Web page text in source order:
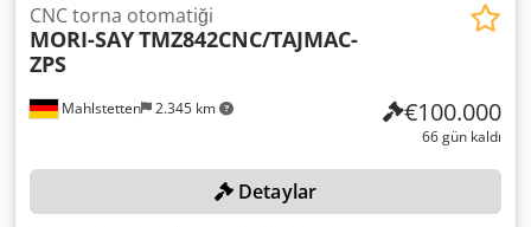
Mahlstetten 2.345 km
CNC torna otomatiği
MORI-SAYTMZ842CNC/TAJMAC-
ZPS
€100.000
66 gün kaldı
Detaylar